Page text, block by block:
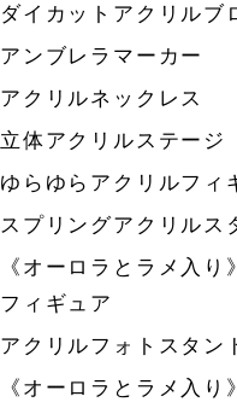
ダイカットアクリルブ
アンブレラマーカー
アクリルネックレス
立体アクリルステージ
ゆらゆらアクリルフィ
スプリングアクリルス
《オーロラとラメ入
フィギュア
アクリルフォトスタン
《オーロラとラメ入り